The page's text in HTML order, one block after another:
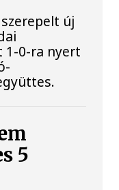
új
1-0-ra nyert
5